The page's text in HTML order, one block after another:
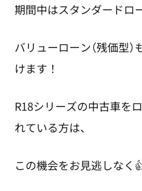
期間中はスタンダードロ
バリューローン（残価型
けます！
R18シリーズの中古車を
れている方は、
この機会をお見逃しなく